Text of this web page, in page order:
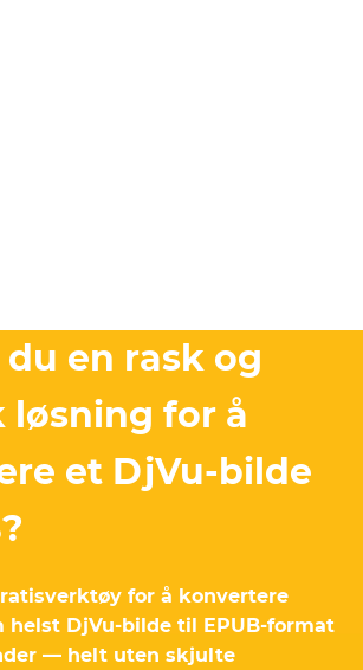
en rask og
løsning for å
et DjVu-bilde
for å konvertere
helst DjVu-bilde til EPUB-format
— helt uten skjulte